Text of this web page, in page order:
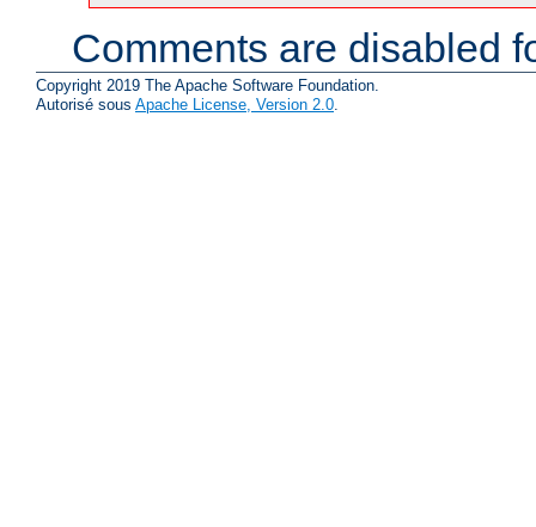
Comments are disabled
Copyright 2019 The Apache Software Foundation.
Autorisé sous Apache License, Version 2.0.